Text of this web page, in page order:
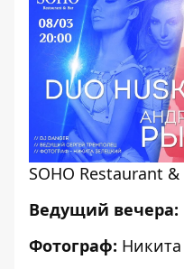
SOHO Restaurant
Ведущий вечера:
Фотограф: